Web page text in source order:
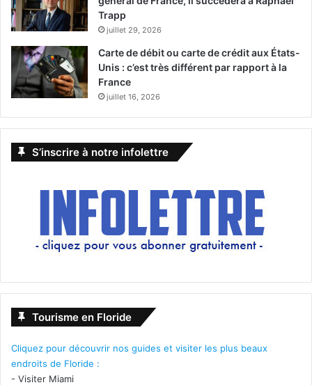
Trapp
juillet 29, 2026
Carte de débit ou carte de crédit aux États-
Unis : c’est très différent par rapport à la
France
juillet 16, 2026
S’inscrire à notre infolettre
Tourisme en Floride
Cliquez pour découvrir nos guides et visiter les plus beaux
endroits de Floride :
- Visiter Miami